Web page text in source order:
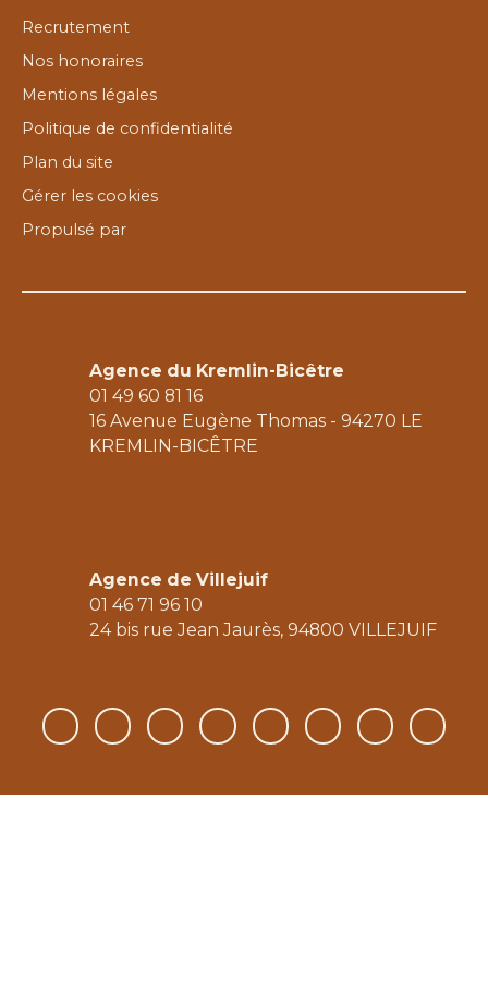
Recrutement
Nos honoraires
Mentions légales
Politique de confidentialité
Plan du site
Gérer les cookies
Propulsé par
Agence du Kremlin-Bicêtre
01 49 60 81 16
16 Avenue Eugène Thomas - 94270 LE
KREMLIN-BICÊTRE
Agence de Villejuif
01 46 71 96 10
24 bis rue Jean Jaurès, 94800 V ILLEJUIF